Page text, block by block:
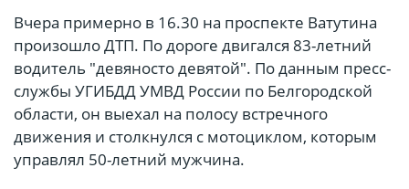
Вчера примерно в 16.30 на проспекте Ватутина
произошло ДТП. По дороге двигался 83-летний
водитель "девяносто девятой". По данным пресс-
службы УГИБДД УМВД России по Белгородской
области, он выехал на полосу встречного
движения и столкнулся с мотоциклом, которым
управлял 50-летний мужчина.